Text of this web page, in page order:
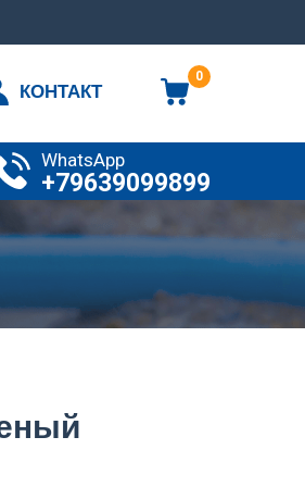
0
КОНТАКТ
WhatsApp
+79639099899